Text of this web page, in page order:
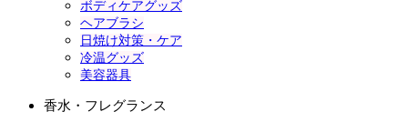
ボディケアグッズ
ヘアブラシ
日焼け対策・ケア
冷温グッズ
美容器具
香水・フレグランス